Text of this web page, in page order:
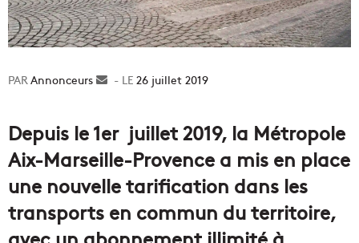
Annonceurs
Envoyer26 juillet 2019
Depuis le 1er juillet 2019, la Métropole
Aix-Marseille-Provence a mis en place
une nouvelle tarification dans les
transports en commun du territoire,